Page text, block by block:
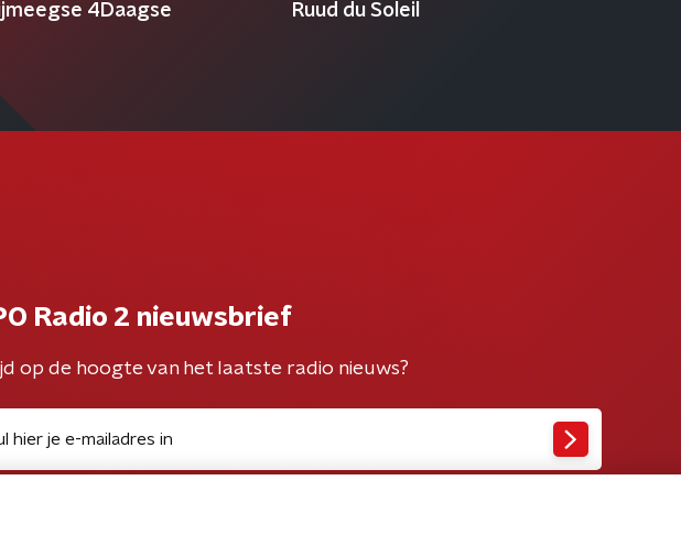
4Daagse
Ruud du Soleil
Radio 2 nieuwsbrief
op de hoogte van het laatste radio nieuws?